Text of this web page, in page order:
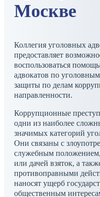
Москве
Коллегия уголовных
предоставляет
воспользоваться
адвокатов по
защиты по делам
направленности.
Коррупционные
одни из наиболее
значимых категорий
Они связаны с
служебным
или дачей взяток, а
противоправными
наносят ущерб
общественным